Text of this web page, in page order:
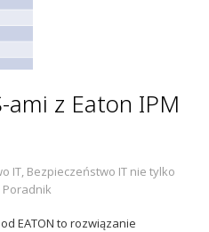
ami z Eaton IPM
IT, Bezpieczeństwo IT nie tylko
Poradnik
EATON to rozwiązanie